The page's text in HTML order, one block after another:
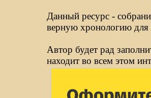
Данный ресурс -
верную хронологию для
Автор будет рад
находит во всем этом